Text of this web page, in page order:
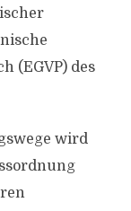
(EGVP) des
wird